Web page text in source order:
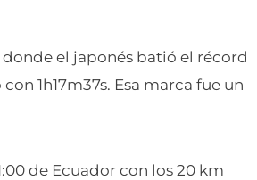
el japonés batió el récord
1h17m37s. Esa marca fue un
de Ecuador con los 20 km